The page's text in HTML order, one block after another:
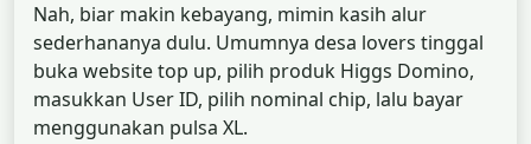
Nah, biar makin kebayang, mimin kasih alur
sederhananya dulu. Umumnya desa lovers tinggal
buka website top up, pilih produk Higgs Domino,
masukkan User ID, pilih nominal chip, lalu bayar
menggunakan pulsa XL.